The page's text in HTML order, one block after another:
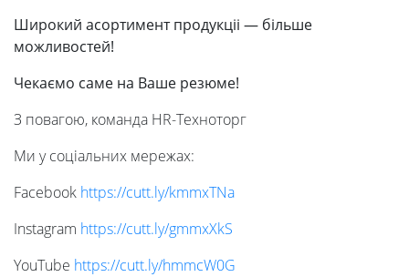
Широкий асортимент продукціі — більше
можливостей!
Чекаємо саме на Ваше резюме!
З повагою, команда HR-Техноторг
Ми у соціальних мережах:
Facebook https://cutt.ly/kmmxTNa
Instagram https://cutt.ly/gmmxXkS
YouTube https://cutt.ly/hmmcW0G